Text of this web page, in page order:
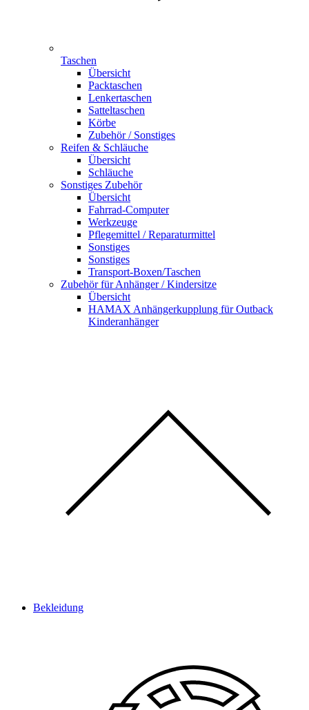
Taschen
Übersicht
Packtaschen
Lenkertaschen
Satteltaschen
Körbe
Zubehör / Sonstiges
Reifen & Schläuche
Übersicht
Schläuche
Sonstiges Zubehör
Übersicht
Fahrrad-Computer
Werkzeuge
Pflegemittel / Reparaturmittel
Sonstiges
Sonstiges
Transport-Boxen/Taschen
Zubehör für Anhänger / Kindersitze
Übersicht
HAMAX Anhängerkupplung für Outback
Kinderanhänger
Bekleidung